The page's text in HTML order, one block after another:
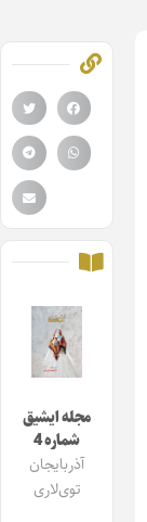
مجله ایشیق
شماره 4
آذربایجان
توی‌لاری